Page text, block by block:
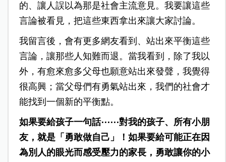
的、讓人誤以為那是社會主流意見。我要讓這些
言論被看見，把這些東西拿出來讓大家討論。
我留言後，會有更多網友看到、站出來平衡這些
言論，讓那些人知難而退。當我看到，除了我以
外，有愈來愈多父母也願意站出來發聲，我覺得
很高興；當父母們有勇氣站出來，我們的社會才
能找到一個新的平衡點。
如果要給孩子一句話⋯⋯對我的孩子、所有小朋
友，就是「勇敢做自己」！如果要給可能正在因
為別人的眼光而感受壓力的家長，勇敢讓你的小